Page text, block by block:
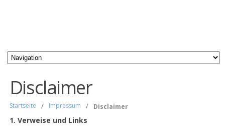
Disclaimer
Startseite / Impressum / Disclaimer
1. Verweise und Links